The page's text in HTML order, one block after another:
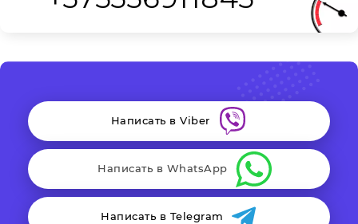
Написать в Viber
Написать в WhatsApp
Написать в Telegram